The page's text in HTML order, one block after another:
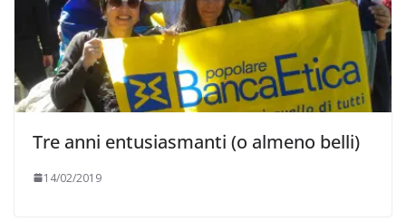
Tre anni entusiasmanti (o almeno belli)
14/02/2019